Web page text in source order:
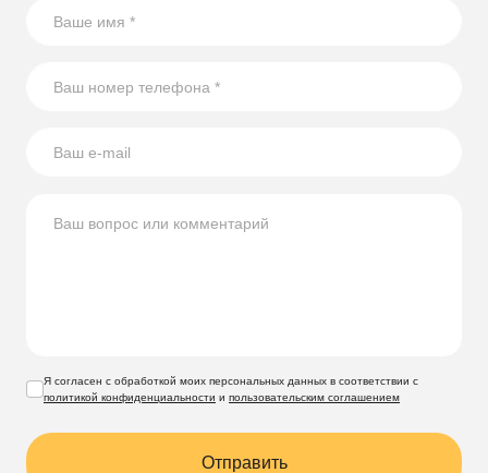
бутылок
использованию стеклянных бутылок на участке.
Я согласен с обработкой моих персональных данных в соответствии с
политикой конфиденциальности и пользовательским соглашением
Отправить